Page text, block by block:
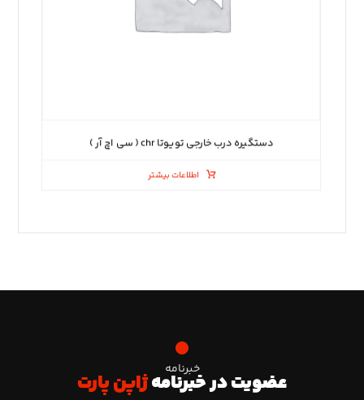
دستگیره درب خارجی تویوتا chr ( سی اچ آر )
اطلاعات بیشتر
خبرنامه
عضویت در خبرنامهژاپن پارت